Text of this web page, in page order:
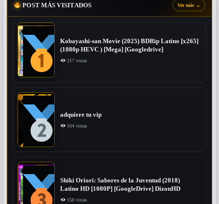
POST MÁS VISITADOS Ver más →
Kobayashi-san Movie (2025) BDRip Latino [x265]
(1080p HEVC ) [Mega] [Googledrive]
217 vistas
adquiere tu vip
164 vistas
Shiki Oriori: Sabores de la Juventud (2018)
Latino HD [1080P] [GoogleDrive] DizonHD
158 vistas